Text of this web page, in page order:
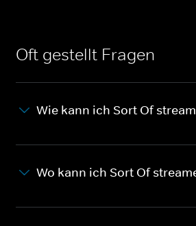
Oft gestellt Fragen
Wie kann ich Sort Of
Wo kann ich Sort Of